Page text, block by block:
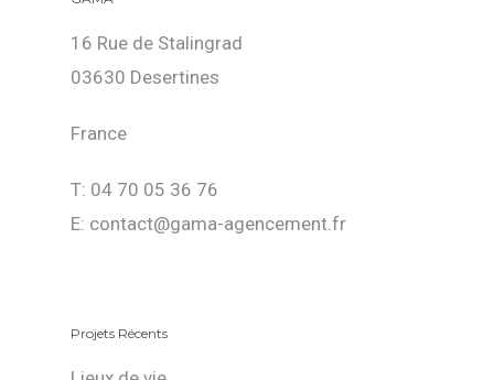
16 Rue de Stalingrad
03630 Desertines
France
T: 04 70 05 36 76
E: contact@gama-agencement.fr
Projets Récents